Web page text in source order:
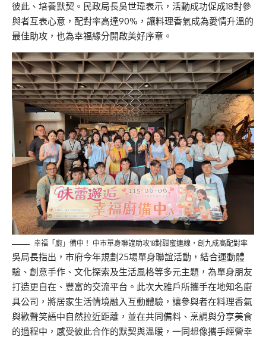
彼此、培養默契。民政局長吳世瑋表示，活動成功促成18對參
與者互表心意，配對率高達90%，讓料理香氣成為愛情升溫的
最佳助攻，也為幸福緣分開啟美好序章。
幸福「廚」備中！ 中市單身聯誼助攻18對甜蜜連線，創九成高配對率
吳局長指出，市府今年規劃25場單身聯誼活動，結合運動體
驗、創意手作、文化探索及生活風格等多元主題，為單身朋友
打造更自在、豐富的交流平台。此次大雅戶所攜手在地知名廚
具公司，將居家生活情境融入互動體驗，讓參與者在料理香氣
與歡聲笑語中自然拉近距離，並在共同備料、烹調與分享美食
的過程中，感受彼此合作的默契與溫暖，一同想像攜手經營幸